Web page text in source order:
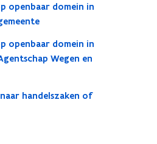
openbaar domein in
openbaar domein in
Wegen en
handelszaken of